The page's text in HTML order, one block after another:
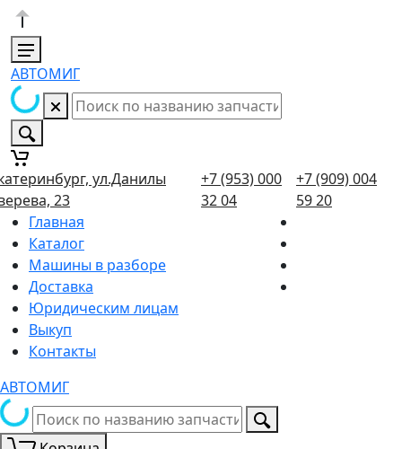
АВТОМИГ
ул.Данилы
23
+7 (953) 000
32 04
+7 (909) 004
59 20
Главная
Каталог
Машины в разборе
Доставка
Юридическим лицам
Выкуп
Контакты
АВТОМИГ